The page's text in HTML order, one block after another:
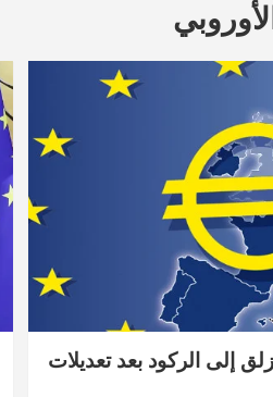
إلى الركود بعد تعديلات